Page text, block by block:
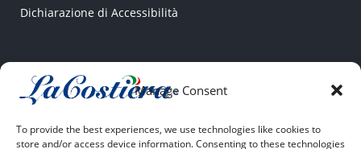
Manage Consent
To provide the best experiences, we use technologies like cookies to
store and/or access device information. Consenting to these technologies
Dichiarazione di Accessibilità
CONTATTI
04022 Fondi (LT)